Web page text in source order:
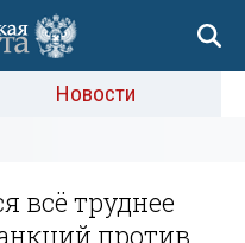
Новости
всё труднее
против